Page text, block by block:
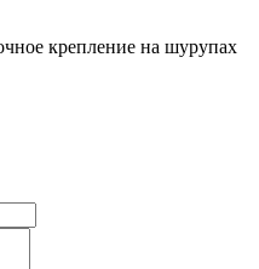
крепление на шурупах